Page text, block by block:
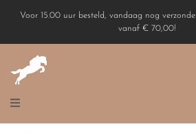
Voor 15.00 uur besteld, vandaag nog
vanaf € 70,00!